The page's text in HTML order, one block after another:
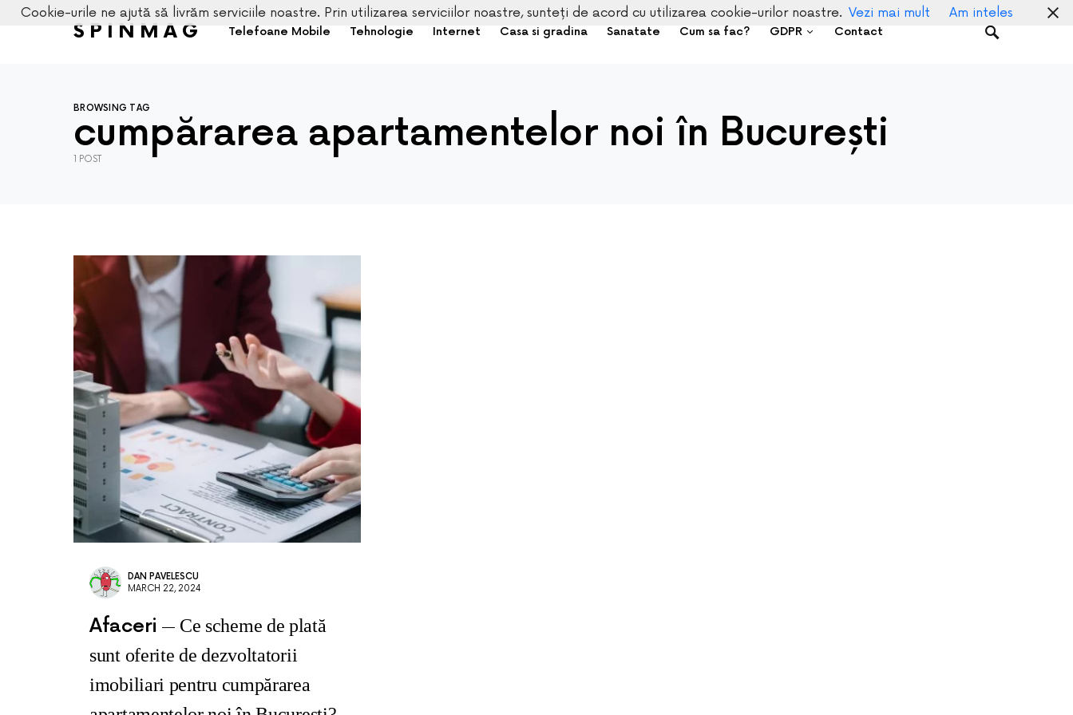
SPINMAG Telefoane Mobile Tehnologie Internet Casa si gradina Sanatate Cum sa fac? GDPR Contact
BROWSING TAG
cumpărarea apartamentelor noi în București
1 POST
DAN PAVELESCU
MARCH 22, 2024
Afaceri
Ce scheme de plată
sunt oferite de dezvoltatorii
imobiliari pentru cumpărarea
Cookie-urile ne ajută să livrăm serviciile noastre. Prin utilizarea serviciilor noastre, sunteți de acord cu utilizarea cookie-urilor noastre. Vezi mai mult Am inteles